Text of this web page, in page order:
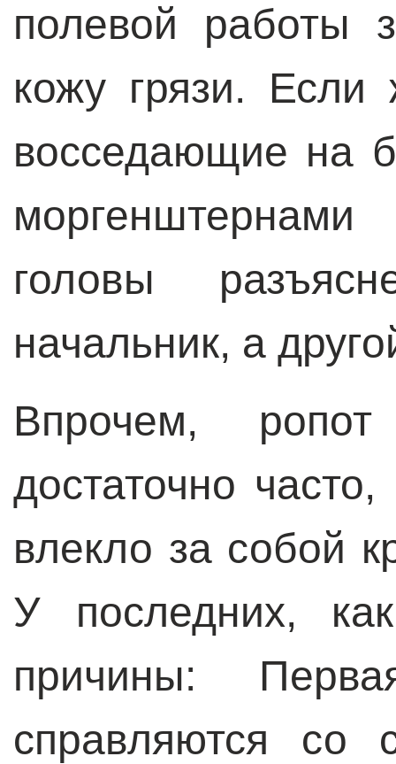
полевой работы
кожу грязи. Если
восседающие на
головы
начальник, а
Впрочем,
достаточно
влекло за собой
У последних,
причины:
справляются со